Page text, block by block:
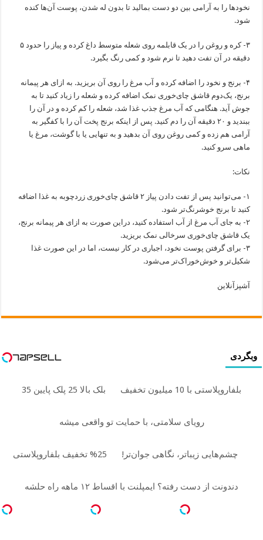
نخود‌ها را به آرامی بین دو دست بمالید تا بدون له شدن، پوست آن‌ها کنده
شود.
۳- کره و روغن را در یک قابلمه روی شعله متوسط داغ کرده و پیاز را حدود ۵
دقیقه در آن تفت دهید تا نرم شود و کمی رنگ بگیرد.
۴- برنج و نخود را اضافه کرده و آب مرغ را روی آن بریزید. به ازای هر پیمانه
برنج، ‌یک‌دوم قاشق چای‌خوری نمک اضافه کرده و شعله را زیاد کنید تا به
جوش آید. هنگامی که آب مرغ جذب غذا شد، شعله را کم کرده و در آن را
ببندید و ۲۰ دقیقه آن را دم کنید. پس از اینکه برنج پخت آن را با کفگیر به
آرامی هم زده و کمی روغن روی آن بدهید و به تنهایی یا با گوشت، مرغ یا
ماهی سرو کنید.
نکات:
۱- می‌توانید پس از تفت دادن پیاز ۲ قاشق چای‌خوری زردچوبه به غذا اضافه
کنید تا برنج خوشرنگ‌تر شود.
۲- به جای آب مرغ از آب استفاده کنید، دراین صورت به ازای هر پیمانه برنج، ‌
یک قاشق چای‌خوری سرخالی نمک بریزید.
۳- برای گرفتن پوست نخود، اجباری در کار نیست، اما در این صورت غذا
شکیل‌تر و خوش‌خوراک‌تر می‌شود.
آشپزآنلاین
وبگردی
بلفاروپلاستی با 10 میلیون تخفیف بلک بالا 25 پلک پایین 35
رویای سلامتی، با حمایت تو واقعی میشه
چشم‌هایی زیباتر، نگاهی جوان‌تر!
دندونت از دست رفته؟ ایمپلنت با اقساط ۱۲ ماهه راه حلشه